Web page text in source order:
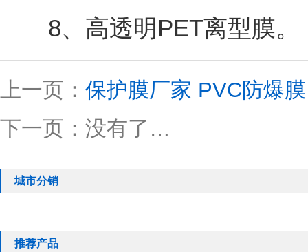
8、高透明PET离型膜。
上一页： 保护膜厂家 PVC防爆膜
下一页：没有了…
城市分销
推荐产品